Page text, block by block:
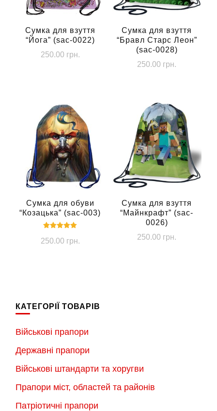
Сумка для взуття
“Йога” (sac-0022)
250.00 грн.
Сумка для взуття
“Бравл Старс Леон”
(sac-0028)
250.00 грн.
Сумка для обуви
“Козацька” (sac-003)
5.00
250.00 грн.
Сумка для взуття
“Майнкрафт” (sac-
0026)
250.00 грн.
КАТЕГОРІЇ ТОВАРІВ
Військові прапори
Державні прапори
Військові штандарти та хоругви
Прапори міст, областей та районів
Патріотичні прапори